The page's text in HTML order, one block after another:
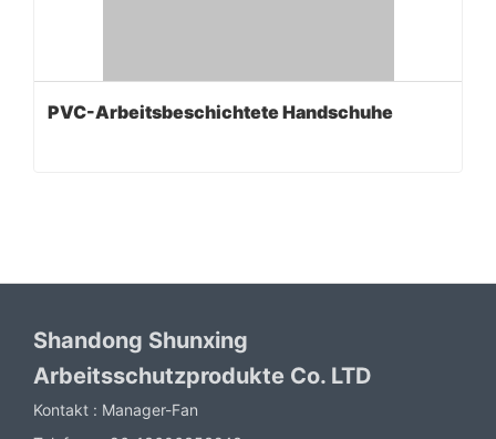
PVC-Arbeitsbeschichtete Handschuhe
Shandong Shunxing
Arbeitsschutzprodukte Co. LTD
Kontakt : Manager-Fan